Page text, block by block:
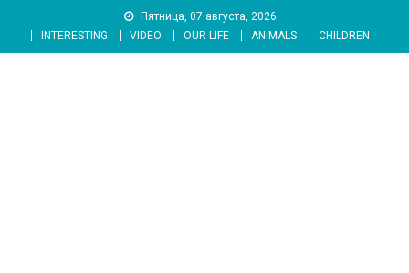
content
Пятница, 07 августа, 2026
INTERESTING
VIDEO OUR LIFE ANIMALS CHILDREN